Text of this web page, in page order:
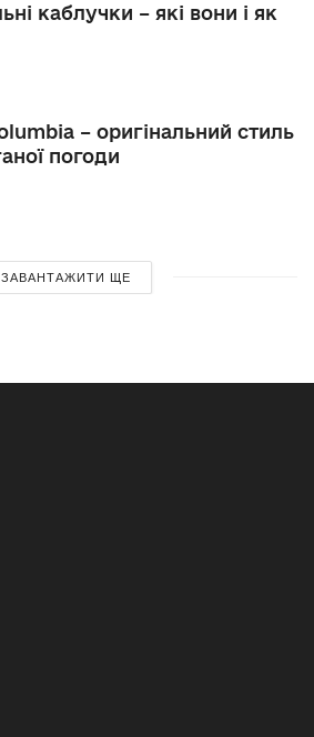
каблучки – які вони і як
– оригінальний стиль
погоди
ЗАВАНТАЖИТИ ЩЕ